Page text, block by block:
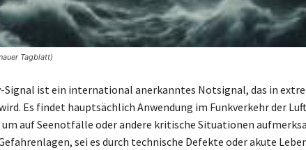
Tagblatt)
Signal ist ein international anerkanntes Notsignal, das in
Es findet hauptsächlich Anwendung im Funkverkehr der
auf Seenotfälle oder andere kritische Situationen
sei es durch technische Defekte oder akute